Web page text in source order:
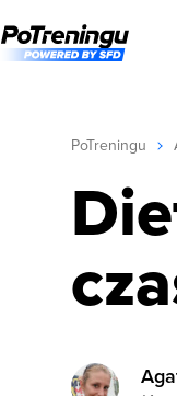
PoTreningu